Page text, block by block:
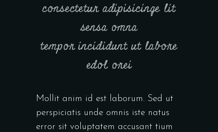
consectetur adipisicinge lit
sensa omna
tempor incididunt ut labore
edol orei
Mollit anim id est laborum. Sed ut
perspiciatis unde omnis iste natus
error sit voluptatem accusant tium